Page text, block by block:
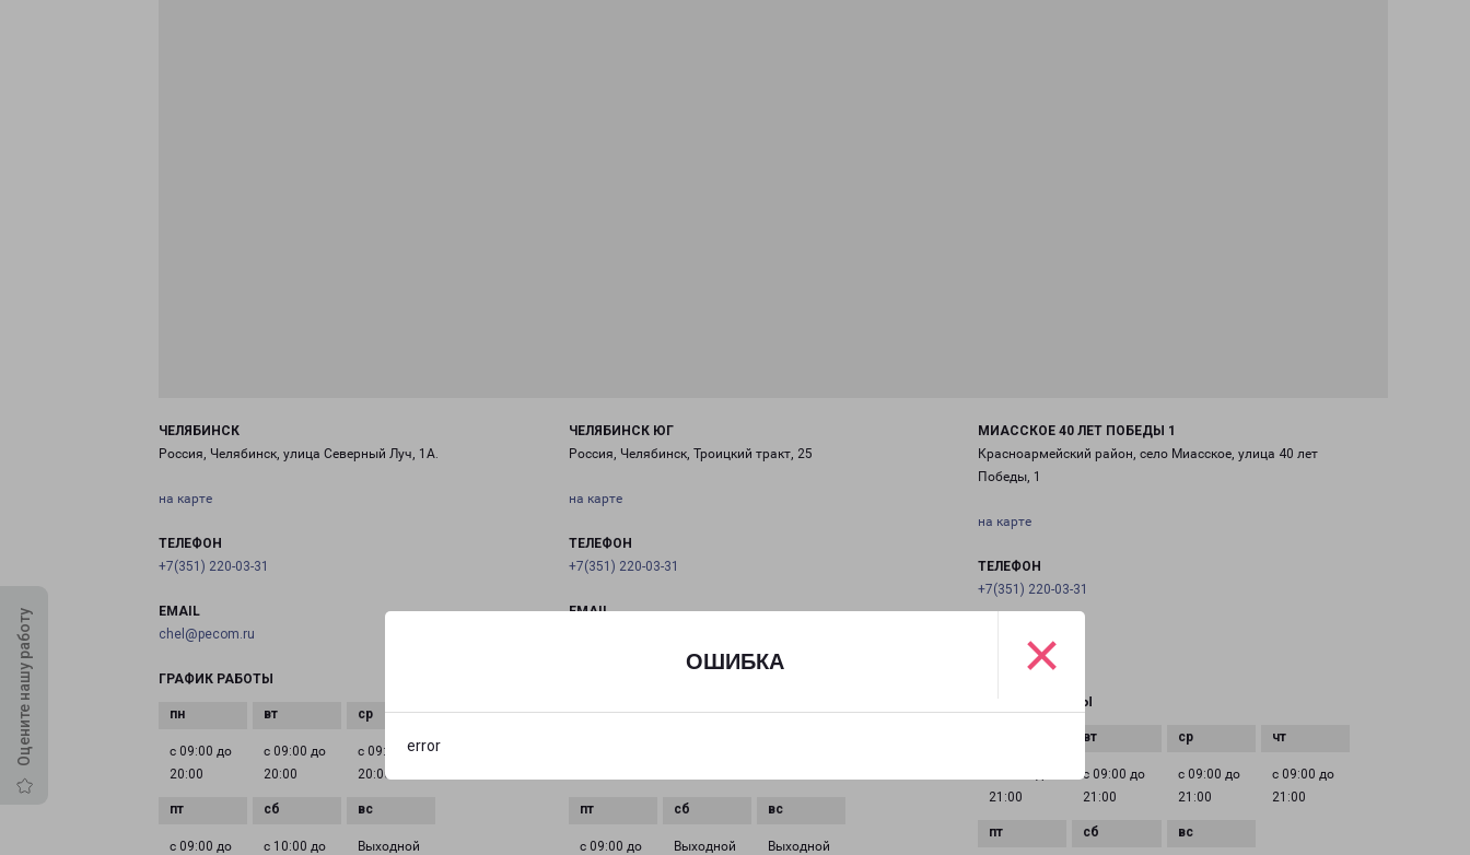
ОШИБКА
error
×
Оцените нашу работу
ЧЕЛЯБИНСК
Россия, Челябинск, улица Северный Луч, 1А.
на карте
ТЕЛЕФОН
+7(351) 220-03-31
EMAIL
chel@pecom.ru
ГРАФИК РАБОТЫ
с 09:00 до
20:00
с 09:00 до
20:00
с 09:00 до
20:00
с 09:00 до
с 10:00 до
Выходной
ЧЕЛЯБИНСК ЮГ
Россия, Челябинск, Троицкий тракт, 25
на карте
ТЕЛЕФОН
+7(351) 220-03-31
EMAIL
с 09:00 до
Выходной Выходной
МИАССКОЕ 40 ЛЕТ ПОБЕДЫ 1
Красноармейский район, село Миасское, улица 40 лет
Победы, 1
на карте
ТЕЛЕФОН
+7(351) 220-03-31
chel@pecom.ru
ГРАФИК РАБОТЫ
21:00
с 09:00 до
21:00
с 09:00 до
21:00
с 09:00 до
21:00